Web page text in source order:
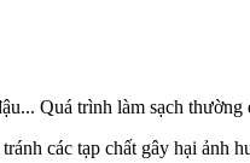
Quá trình làm sạch
các tạp chất gây hại ảnh